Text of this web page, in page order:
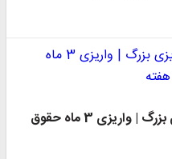
عیدانه دولت برای معلمان با واریزی بزرگ | واریزی 3 ماه حقوق